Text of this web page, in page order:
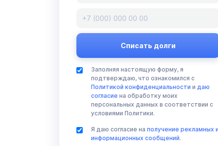
Заполняя настоящую форму, я
подтверждаю, что ознакомился с
Политикой конфиденциальности и даю
согласие на обработку моих
персональных данных в соответствии с
условиями Политики.
Я даю согласие на получение рекламных
информационных сообщений.